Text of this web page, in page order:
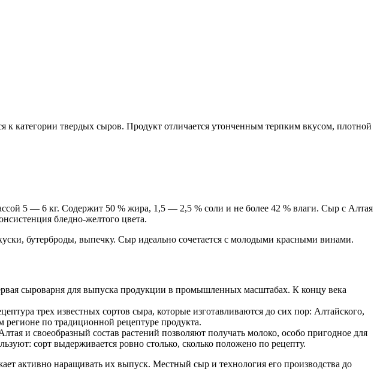
категории твердых сыров. Продукт отличается утонченным терпким вкусом, плотной
5 — 6 кг. Содержит 50 % жира, 1,5 — 2,5 % соли и не более 42 % влаги. Сыр с Алтая
бледно-желтого цвета.
бутерброды, выпечку. Сыр идеально сочетается с молодыми красными винами.
сыроварня для выпуска продукции в промышленных масштабах. К концу века
трех известных сортов сыра, которые изготавливаются до сих пор: Алтайского,
по традиционной рецептуре продукта.
и своеобразный состав растений позволяют получать молоко, особо пригодное для
сорт выдерживается ровно столько, сколько положено по рецепту.
активно наращивать их выпуск. Местный сыр и технология его производства до